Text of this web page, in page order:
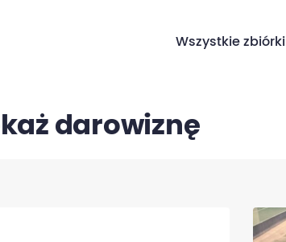
Wszystkie zbiórki
darowiznę